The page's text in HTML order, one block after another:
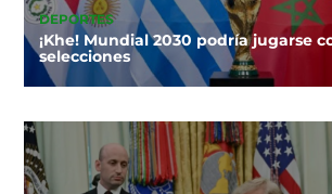
DEPORTES
¡Khe! Mundial 2030 podría jugarse
selecciones